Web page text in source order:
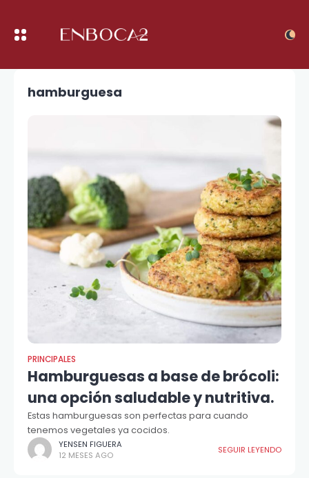
hamburguesa
PRINCIPALES
Hamburguesas a base de brócoli:
una opción saludable y nutritiva.
Estas hamburguesas son perfectas para cuando
tenemos vegetales ya cocidos.
YENSEN FIGUERA
12 MESES AGO
SEGUIR LEYENDO